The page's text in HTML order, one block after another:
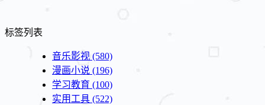
标签列表
音乐影视 (580)
漫画小说 (196)
学习教育 (100)
实用工具 (522)